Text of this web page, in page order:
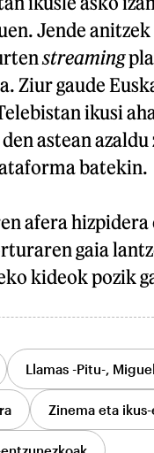
Jende
streaming
Ziur gaude
ikusi
astean
batekin.
afera
gaia
kideok pozik
Llamas -Pitu-,
Zinema eta